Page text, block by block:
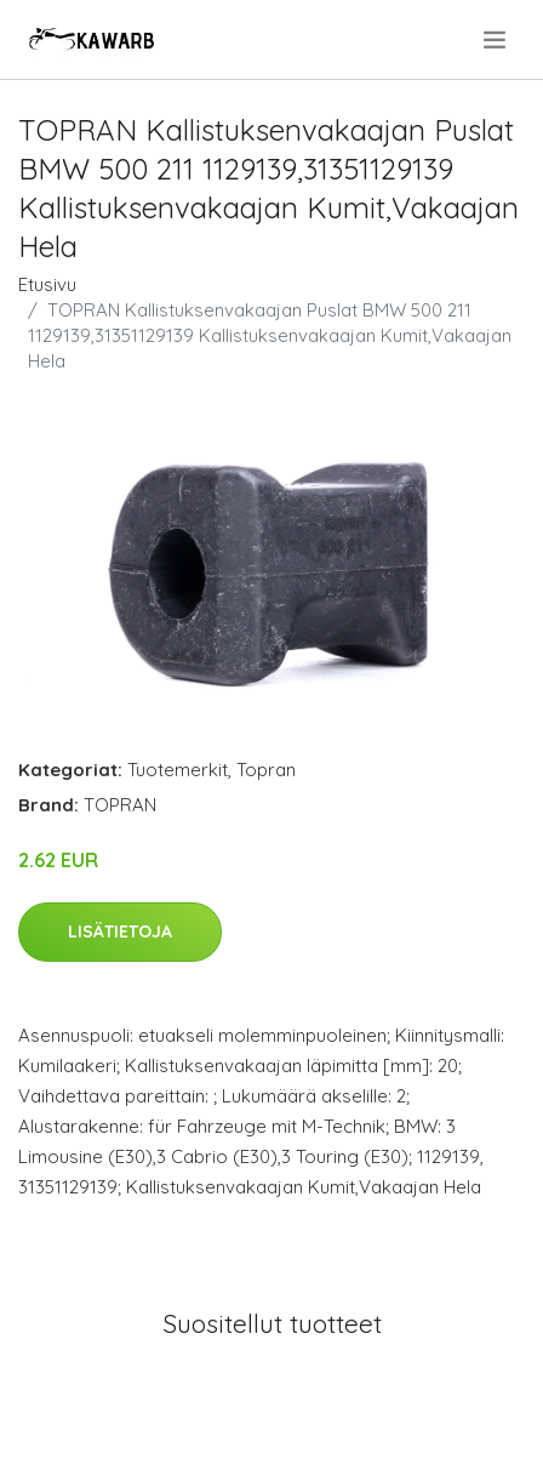
TOPRAN Kallistuksenvakaajan Puslat
BMW 500 211 1129139,31351129139
Kallistuksenvakaajan Kumit,Vakaajan
Hela
Etusivu
TOPRAN Kallistuksenvakaajan Puslat BMW 500 211
1129139,31351129139 Kallistuksenvakaajan Kumit,Vakaajan
Hela
Kategoriat: Tuotemerkit Topran
Brand: TOPRAN
2.62 EUR
LISÄTIETOJA
Asennuspuoli: etuakseli molemminpuoleinen; Kiinnitysmalli:
Kumilaakeri; Kallistuksenvakaajan läpimitta [mm]: 20;
Vaihdettava pareittain: ; Lukumäärä akselille: 2;
Alustarakenne: für Fahrzeuge mit M-Technik; BMW: 3
Limousine (E30),3 Cabrio (E30),3 Touring (E30); 1129139,
31351129139; Kallistuksenvakaajan Kumit,Vakaajan Hela
Suositellut tuotteet